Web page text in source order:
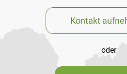
Kontakt
oder